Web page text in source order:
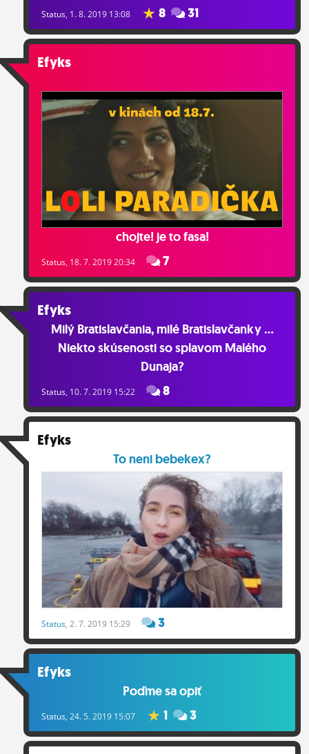
Status, 1. 8. 2019 13:08 8 31
Efyks
chojte! je to fasa!
Status, 18. 7. 2019 20:34 7
Efyks
Milý Bratislavčania, milé Bratislavčanky ...
Niekto skúsenosti so splavom Malého
Dunaja?
Status, 10. 7. 2019 15:22 8
Efyks
To neni bebekex?
Status, 2. 7. 2019 15:29 3
Efyks
Poďme sa opiť
Status, 24. 5. 2019 15:07 1 3